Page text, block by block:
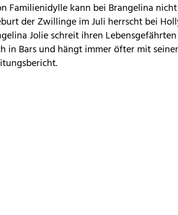
Familienidylle kann bei Brangelina
der Zwillinge im Juli herrscht bei
Jolie schreit ihren
in Bars und hängt immer öfter mit